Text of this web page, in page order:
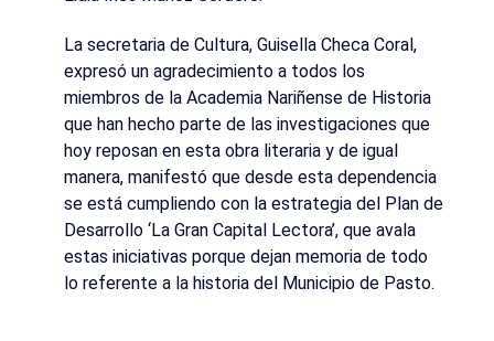
La secretaria de Cultura, Guisella Checa Coral,
expresó un agradecimiento a todos los
miembros de la Academia Nariñense de Historia
que han hecho parte de las investigaciones que
hoy reposan en esta obra literaria y de igual
manera, manifestó que desde esta dependencia
se está cumpliendo con la estrategia del Plan de
Desarrollo ‘La Gran Capital Lectora’, que avala
estas iniciativas porque dejan memoria de todo
lo referente a la historia del Municipio de Pasto.